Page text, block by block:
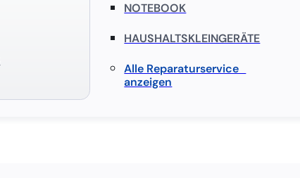
NOTEBOOK
HAUSHALTSKLEINGERÄTE
Alle Reparaturservice
anzeigen